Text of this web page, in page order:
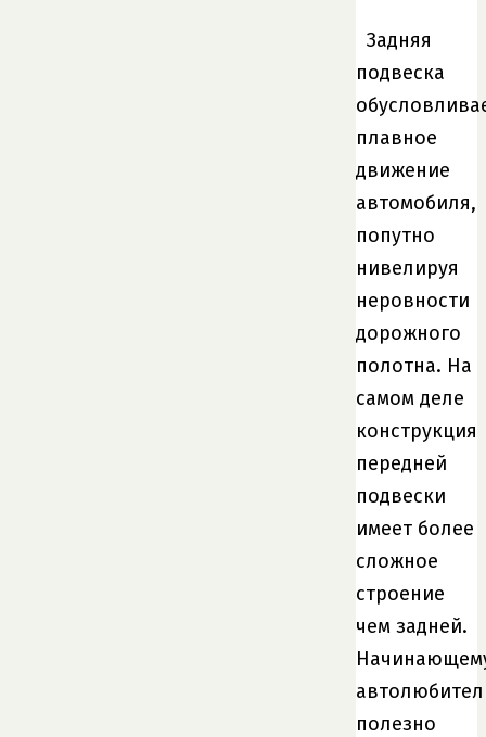
Задняя
подвеска
плавное
движение
автомобиля,
попутно
нивелируя
неровности
дорожного
полотна. На
самом деле
конструкция
передней
подвески
имеет более
сложное
строение
чем задней.
полезно